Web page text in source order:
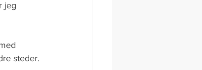
jeg
steder.